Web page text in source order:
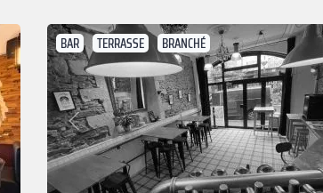
BAR TERRASSE BRANCHÉ
Précédent